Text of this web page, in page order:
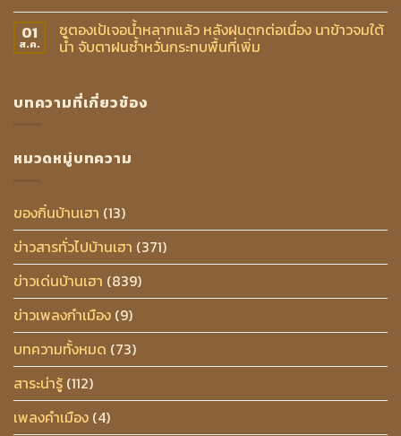
01
ส.ค.
ซูตองเป้เจอน้ำหลากแล้ว หลังฝนตกต่อเนื่อง นาข้าวจมใต้
น้ำ จับตาฝนซ้ำหวั่นกระทบพื้นที่เพิ่ม
บทความที่เกี่ยวข้อง
หมวดหมู่บทความ
ของกิ๋นบ้านเฮา (13)
ข่าวสารทั่วไปบ้านเฮา (371)
ข่าวเด่นบ้านเฮา (839)
ข่าวเพลงกำเมือง (9)
บทความทั้งหมด (73)
สาระน่ารู้ (112)
เพลงคำเมือง (4)